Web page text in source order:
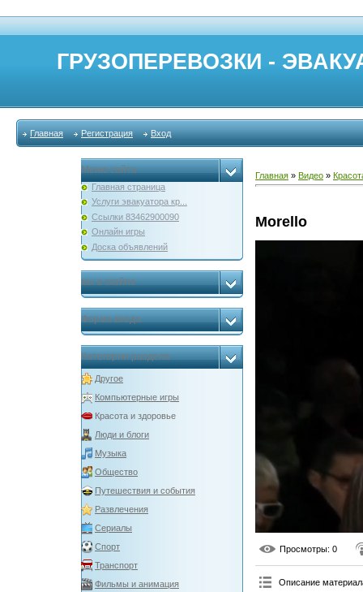
ГРУЗОПЕРЕВОЗКИ -
Главная Регистрация Вход
Меню сайта
Главная страница
Услуги эвакуатора кр...
Ссылки 83462900090
Онлайн игры
Доска объявлений
мы в скайпе
Форма входа
Категории раздела
Другое
Компьютерные игры
Красота и здоровье
Люди и блоги
Музыка
Общество
Путешествия и события
Развлечения
Сериалы
Спорт
Транспорт
Фильмы и анимация
Главная » Видео »
Morello
Просмотры: 0
Описание